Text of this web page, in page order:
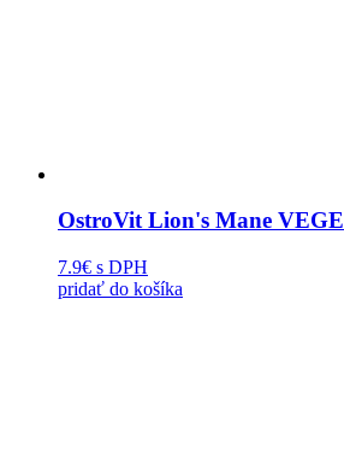
OstroVit Lion's Mane
7.9€ s DPH
pridať do košíka